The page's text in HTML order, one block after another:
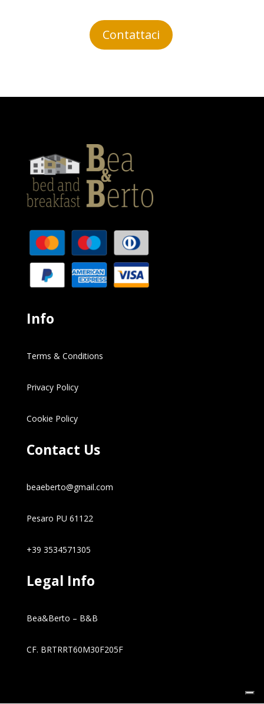
Contattaci
Info
Terms & Conditions
Privacy Policy
Cookie Policy
Contact Us
beaeberto@gmail.com
Pesaro PU 61122
+39 3534571305
Legal Info
Bea&Berto – B&B
CF. BRTRRT60M30F205F